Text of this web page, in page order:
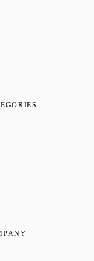
in New Tab
in New Tab
in New Tab